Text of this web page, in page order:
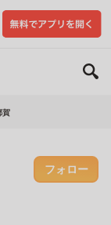
賀
フォロー